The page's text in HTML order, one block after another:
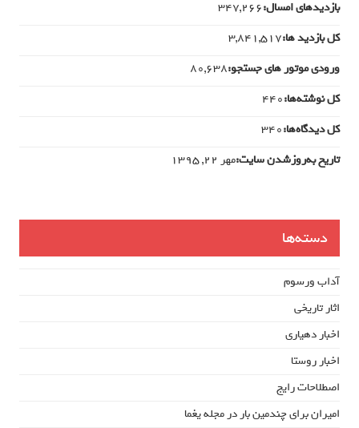
بازدیدهای امسال:347,266
کل بازدید ها:3,841,517
ورودی‌ موتور های جستجو:80,638
کل نوشته‌ها:440
کل دیدگاه‌ها:340
تاریخ به‌روزشدن سایت:مهر ۲۲, ۱۳۹۵
دسته‌ها
آداب ورسوم
اثار تاریخی
اخبار دهیاری
اخبار روستا
اصطلاحات رایج
امیران برای چندمین بار در مجله یغما